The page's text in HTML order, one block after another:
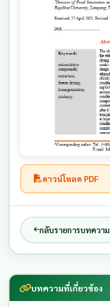
ดาวน์โหลด PDF
กลับรายการบทความ
บทความที่เกี่ยวข้อง